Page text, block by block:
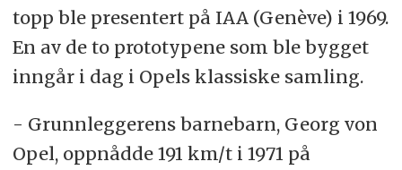
topp ble presentert på IAA (Genève) i 1969.
En av de to prototypene som ble bygget
inngår i dag i Opels klassiske samling.
- Grunnleggerens barnebarn, Georg von
Opel, oppnådde 191 km/t i 1971 på